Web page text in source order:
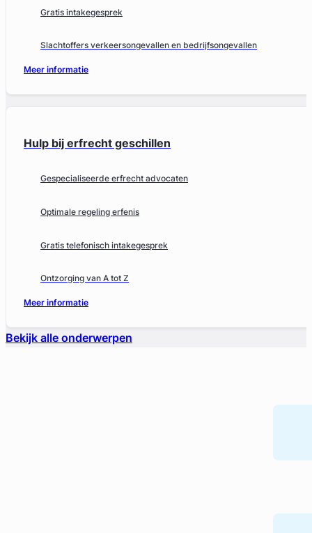
Gratis intakegesprek
Slachtoffers verkeersongevallen en bedrijfsongevallen
Meer informatie
Hulp bij erfrecht geschillen
Gespecialiseerde erfrecht advocaten
Optimale regeling erfenis
Gratis telefonisch intakegesprek
Ontzorging van A tot Z
Meer informatie
Bekijk alle onderwerpen